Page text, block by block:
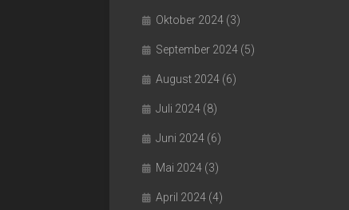
Oktober 2024 (3)
September 2024 (5)
August 2024 (6)
Juli 2024 (8)
Juni 2024 (6)
Mai 2024 (3)
April 2024 (4)